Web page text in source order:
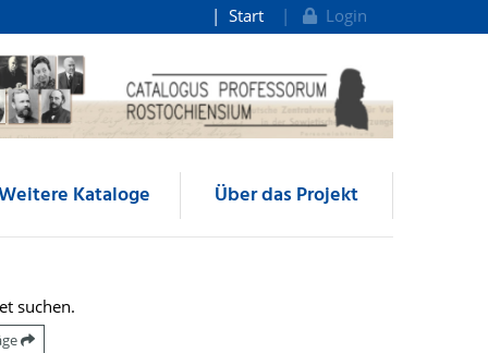
Start Login
Kataloge Über das Projekt
suchen.